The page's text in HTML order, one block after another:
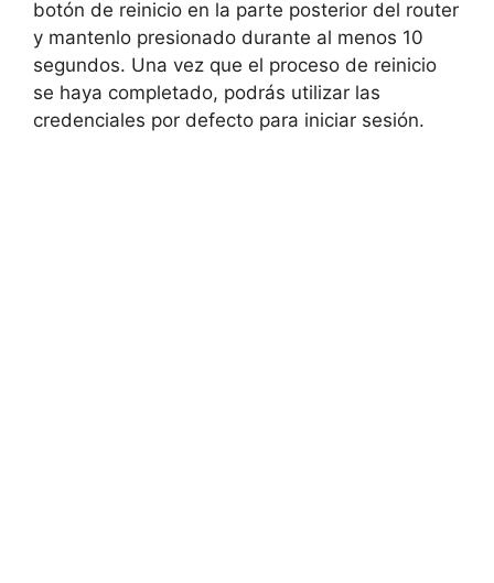
botón de reinicio en la parte posterior del router
y mantenlo presionado durante al​ menos 10
segundos. ⁤Una ​vez ‍que el proceso⁢ de⁣ reinicio
se haya completado, podrás⁤ utilizar las
credenciales por ⁢defecto para iniciar ⁤sesión.